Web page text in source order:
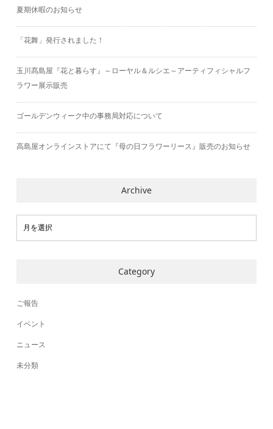
夏期休暇のお知らせ
「花舞」発行されました！
玉川髙島屋『花と暮らす』～ローヤル＆ルシエ～アーティフィシャルフ
ラワー展示販売
ゴールデンウィーク中の事務局対応について
高島屋オンラインストアにて『母の日フラワーリース』販売のお知らせ
Archive
Category
ご報告
イベント
ニュース
未分類